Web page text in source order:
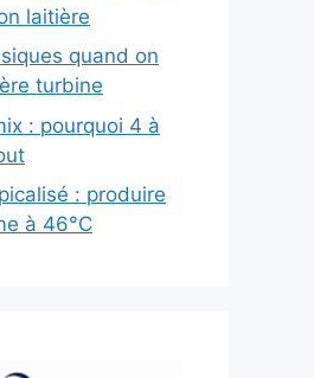
laitière
quand on
turbine
: pourquoi 4 à
: produire
à 46°C